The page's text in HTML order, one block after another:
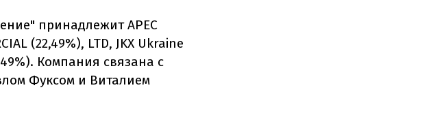
принадлежит АРЕС
(22,49%), LTD, JKX Ukraine
Компания связана с
Фуксом и Виталием